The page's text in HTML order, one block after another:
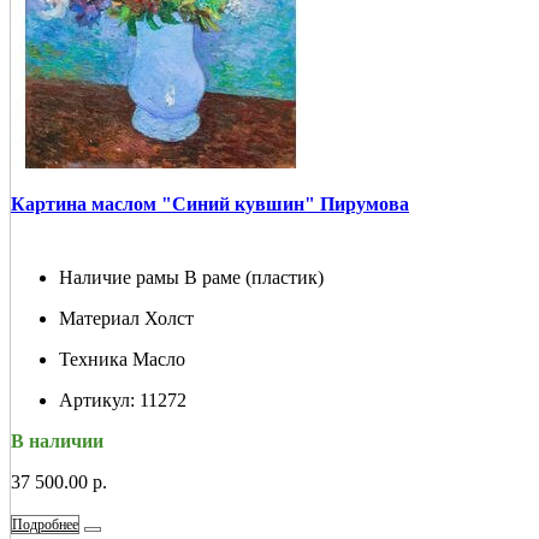
Картина маслом "Синий кувшин" Пирумова
Наличие рамы В раме (пластик)
Материал Холст
Техника Масло
Артикул: 11272
В наличии
37 500.00 р.
Подробнее